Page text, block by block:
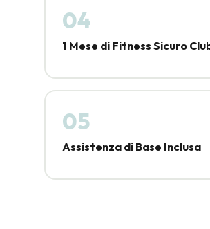
04
1 Mese di Fitness Sicuro
05
Assistenza di Base Inclusa